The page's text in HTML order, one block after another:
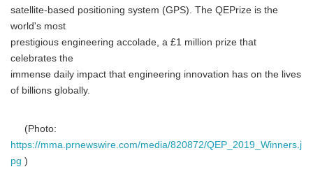
satellite-based positioning system (GPS). The QEPrize is the
world's most
prestigious engineering accolade, a £1 million prize that
celebrates the
immense daily impact that engineering innovation has on the lives
of billions globally.
(Photo:
https://mma.prnewswire.com/media/820872/QEP_2019_Winners.j
pg )